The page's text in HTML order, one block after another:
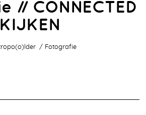
// CONNECTED
Fotografie